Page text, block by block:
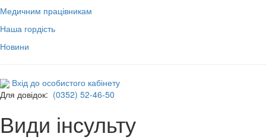
Медичним працівникам
Наша гордість
Новини
Вхід до особистого кабінету
Для довідок: (0352) 52-46-50
Види інсульту